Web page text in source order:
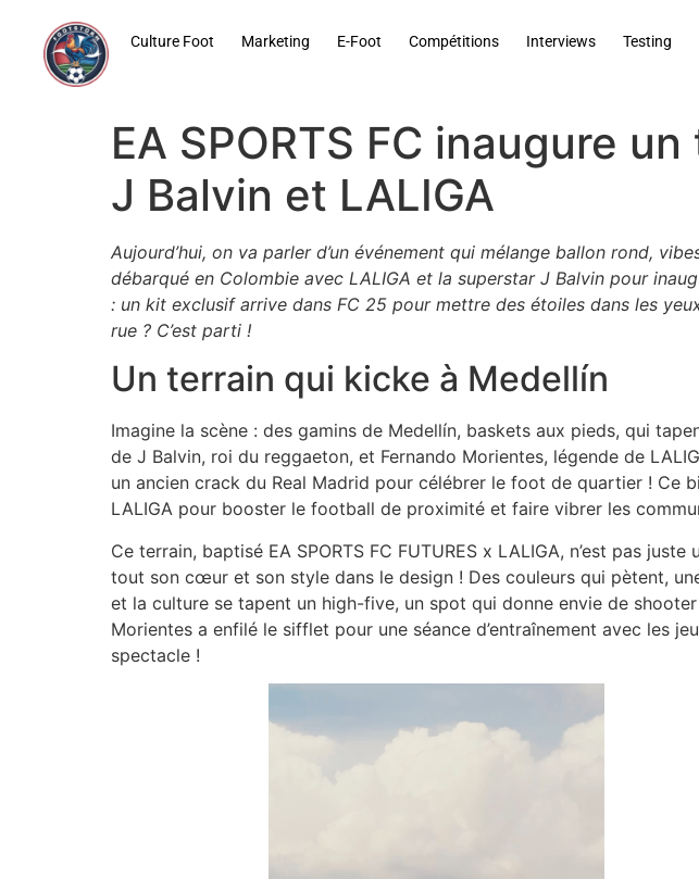
principal
Culture Foot Marketing E-Foot Compétitions Interviews Testing
EA SPORTS FC inaugure
J Balvin et LALIGA
Aujourd’hui, on va parler d’un événement qui mélange ballon rond,
débarqué en Colombie avec LALIGA et la superstar J Balvin pour
: un kit exclusif arrive dans FC 25 pour mettre des étoiles dans les
rue ? C’est parti !
Un terrain qui kicke à Medellín
Imagine la scène : des gamins de Medellín, baskets aux pieds, qui
de J Balvin, roi du reggaeton, et Fernando Morientes, légende de
un ancien crack du Real Madrid pour célébrer le foot de quartier ! Ce
LALIGA pour booster le football de proximité et faire vibrer les
Ce terrain, baptisé EA SPORTS FC FUTURES x LALIGA, n’est pas
tout son cœur et son style dans le design ! Des couleurs qui pètent,
et la culture se tapent un high-five, un spot qui donne envie de
Morientes a enfilé le sifflet pour une séance d’entraînement avec les
spectacle !